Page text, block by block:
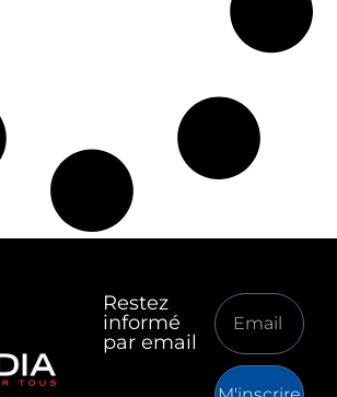
Restez
informé
par email